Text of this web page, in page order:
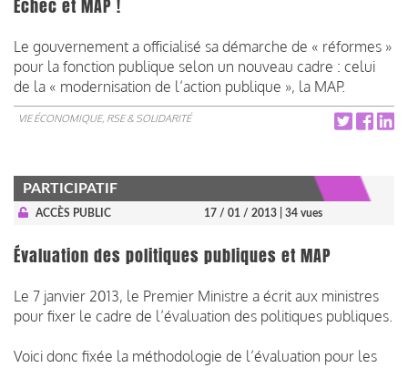
Échec et MAP !
Le gouvernement a officialisé sa démarche de « réformes »
pour la fonction publique selon un nouveau cadre : celui
de la « modernisation de l’action publique », la MAP.
VIE ÉCONOMIQUE, RSE & SOLIDARITÉ
PARTICIPATIF
ACCÈS PUBLIC 17 / 01 / 2013 | 34 vues
Évaluation des politiques publiques et MAP
Le 7 janvier 2013, le Premier Ministre a écrit aux ministres
pour fixer le cadre de l’évaluation des politiques publiques.
Voici donc fixée la méthodologie de l’évaluation pour les